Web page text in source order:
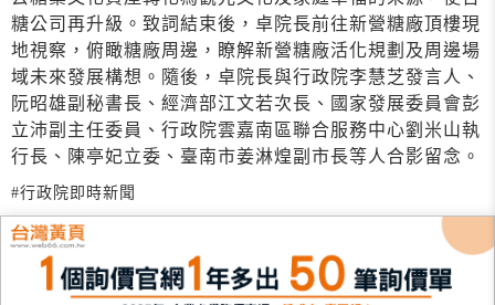
糖公司再升級。致詞結束後，卓院長前往新營糖廠頂樓現
地視察，俯瞰糖廠周邊，瞭解新營糖廠活化規劃及周邊場
域未來發展構想。隨後，卓院長與行政院李慧芝發言人、
阮昭雄副秘書長、經濟部江文若次長、國家發展委員會彭
立沛副主任委員、行政院雲嘉南區聯合服務中心劉米山執
行長、陳亭妃立委、臺南市姜淋煌副市長等人合影留念。
#行政院即時新聞